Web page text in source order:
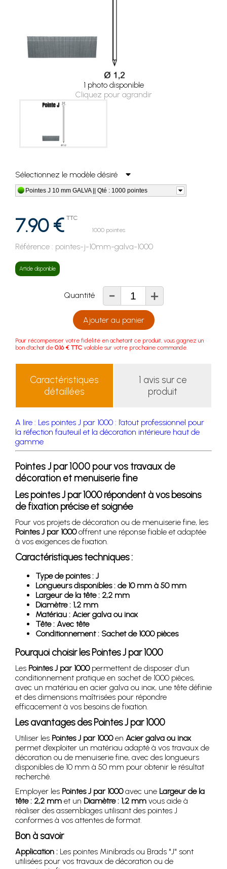
1 photo disponible
Cliquez pour agrandir
Sélectionnez le modèle désiré
Pointes J 10 mm GALVA || Qté : 1000 pointes
7.90 € TTC
1000 pointes
Référence : pointes-j-10mm-galva-1000
Article disponible
Quantité - +
Ajouter au panier
Pour récompenser votre fidélité en achetant ce produit, vous gagnez un
bon d'achat de 0.16 € TTC valable sur votre prochaine commande.
Caractéristiques
détaillées
1 avis sur ce
produit
A lire : Les pointes J par 1000 : l’atout professionnel pour
la réfection fauteuil et la décoration intérieure haut de
gamme
Pointes J par 1000 pour vos travaux de
décoration et menuiserie fine
Les pointes J par 1000 répondent à vos besoins
de fixation précise et soignée
Pour vos projets de décoration ou de menuiserie fine, les
Pointes J par 1000offrent une réponse fiable et adaptée
à vos exigences de fixation.
Caractéristiques techniques :
Type de pointes : J
Longueurs disponibles : de 10 mm à 50 mm
Largeur de la tête : 2,2 mm
Diamètre : 1,2 mm
Matériau : Acier galva ou inox
Tête : Avec tête
Conditionnement : Sachet de 1000 pièces
Pourquoi choisir les Pointes J par 1000
Les Pointes J par 1000permettent de disposer d’un
conditionnement pratique en sachet de 1000 pièces,
avec un matériau en acier galva ou inox, une tête définie
et des dimensions maîtrisées pour répondre
efficacement à vos besoins de fixation.
Les avantages des Pointes J par 1000
Utiliser les Pointes J par 1000en Acier galva ou inox
permet d’exploiter un matériau adapté à vos travaux de
décoration ou de menuiserie fine, avec des longueurs
disponibles de 10 mm à 50 mm pour obtenir le résultat
recherché.
Employer les Pointes J par 1000avec une Largeur de la
tête : 2,2 mm et un Diamètre : 1,2 mm vous aide à
réaliser des assemblages utilisant des pointes J
conformes à vos attentes de format.
Bon à savoir
Application : Les pointes Minibrads ou Brads "J" sont
utilisées pour vos travaux de décoration ou de